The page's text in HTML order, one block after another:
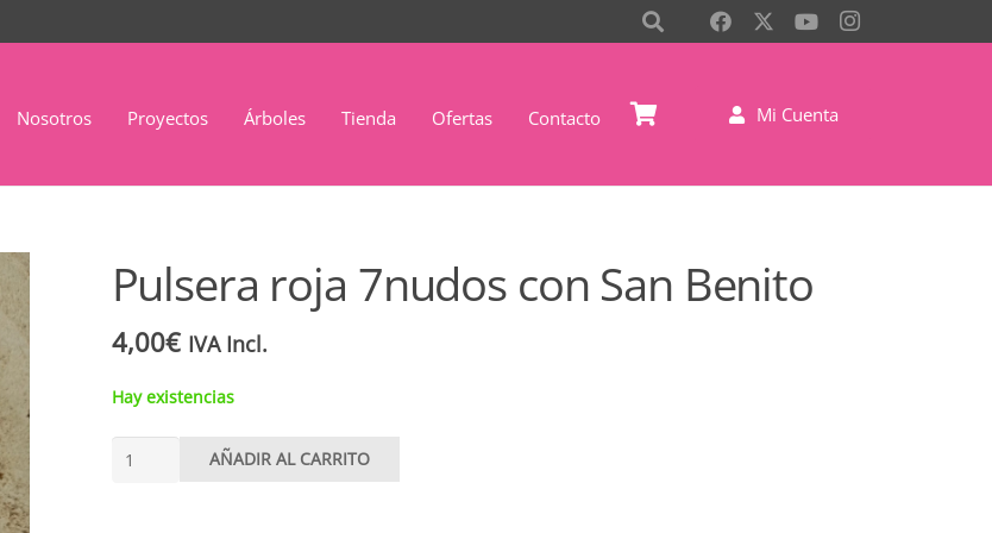
Nosotros Proyectos Árboles Tienda Ofertas Contacto Mi Cuenta
Pulsera roja 7nudos con San Benito
4,00€ IVA Incl.
Hay existencias
AÑADIR AL CARRITO